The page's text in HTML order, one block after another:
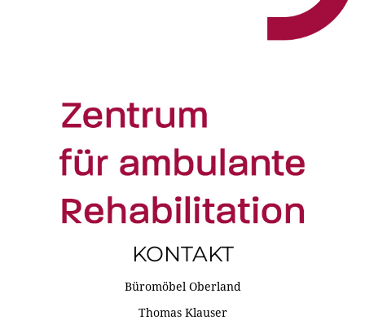
KONTAKT
Büromöbel Oberland
Thomas Klauser